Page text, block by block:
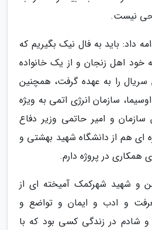
نیست.
داد: باید به فال نیک بگیریم که
خود اهل زنجان و از یک خانواده
را به عهده گرفت، همچنین
سازمان انرژی اتمی به ویژه
و امیر حاتمی وزیر دفاع
ای هم از دانشگاه شهید بهشتی و
همکاری در پروژه دارم.
و شهید شهرکمک آمیخته ای از
و ادب و ایمان و تواضع و
شادم در زندگی کسی بود که با